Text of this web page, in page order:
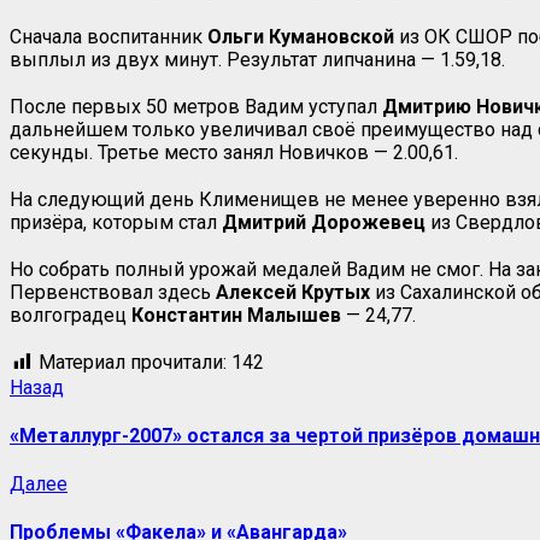
Сначала воспитанник Ольги Кумановской из ОК СШОР
выплыл из двух минут. Результат липчанина — 1.59,18.
После первых 50 метров Вадим уступал Дмитрию
дальнейшем только увеличивал своё преимущество
секунды. Третье место занял Новичков — 2.00,61.
На следующий день Клименищев не менее уверенно взял
призёра, которым стал Дмитрий Дорожевец из
Но собрать полный урожай медалей Вадим не смог. На
Первенствовал здесь Алексей Крутых из Сахалинской
волгоградец Константин Малышев — 24,77.
Материал прочитали: 142
Навигация
записи
Назад
«Металлург-2007» остался за чертой призёров
ДалееСледующая
Проблемы «Факела» и «Авангарда»